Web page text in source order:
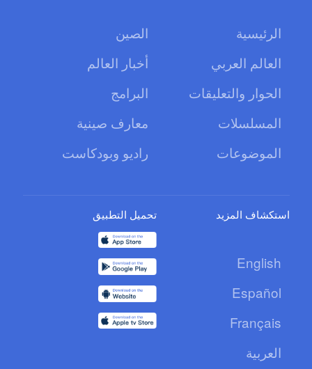
الرئيسية
الصين
العالم العربي
أخبار العالم
الحوار والتعليقات
البرامج
المسلسلات
معارف صينية
الموضوعات
راديو وبودكاست
استكشاف المزيد
English
Español
Français
العربية
تحميل التطبيق